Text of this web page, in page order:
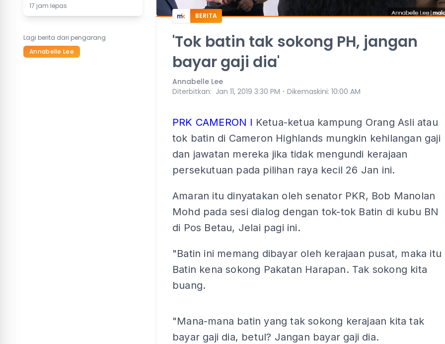
17 jam lepas
Lagi berita dari pengarang
Annabelle Lee
BERITA
'Tok batin tak sokong PH, jangan
bayar gaji dia'
Annabelle Lee
Diterbitkan: Jan 11, 2019 3:30 PM ⋅ Dikemaskini: 10:00 AM
PRK CAMERON l Ketua-ketua kampung Orang Asli atau
tok batin di Cameron Highlands mungkin kehilangan gaji
dan jawatan mereka jika tidak mengundi kerajaan
persekutuan pada pilihan raya kecil 26 Jan ini.
Amaran itu dinyatakan oleh senator PKR, Bob Manolan
Mohd pada sesi dialog dengan tok-tok Batin di kubu BN
di Pos Betau, Jelai pagi ini.
"Batin ini memang dibayar oleh kerajaan pusat, maka itu
Batin kena sokong Pakatan Harapan. Tak sokong kita
buang.
"Mana-mana batin yang tak sokong kerajaan kita tak
bayar gaji dia, betul? Jangan bayar gaji dia.